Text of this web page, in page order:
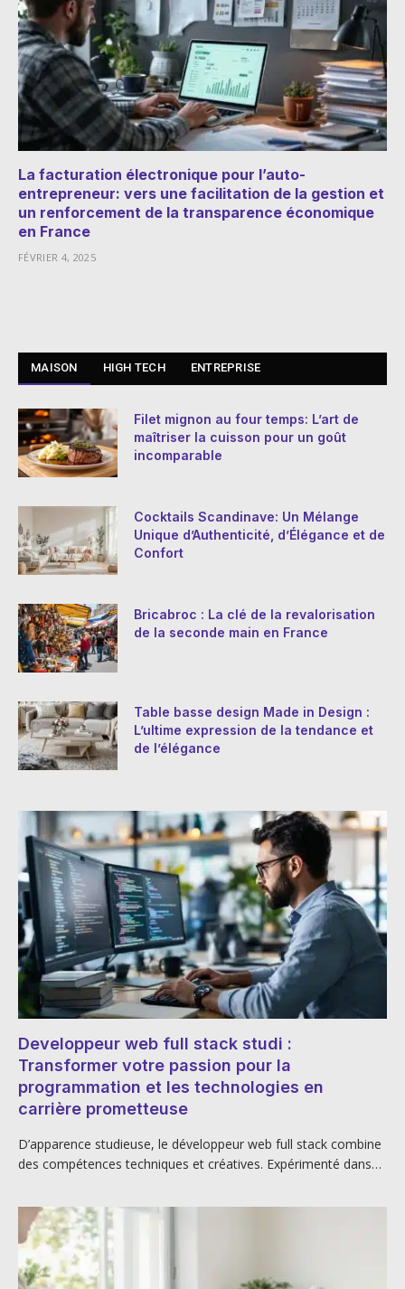
La facturation électronique pour l’auto-
entrepreneur: vers une facilitation de la gestion et
un renforcement de la transparence économique
en France
FÉVRIER 4, 2025
MAISON HIGH TECH ENTREPRISE
Filet mignon au four temps: L’art de
maîtriser la cuisson pour un goût
incomparable
Cocktails Scandinave: Un Mélange
Unique d’Authenticité, d’Élégance et de
Confort
Bricabroc : La clé de la revalorisation
de la seconde main en France
Table basse design Made in Design :
L’ultime expression de la tendance et
de l’élégance
Developpeur web full stack studi :
Transformer votre passion pour la
programmation et les technologies en
carrière prometteuse
D’apparence studieuse, le développeur web full stack combine
des compétences techniques et créatives. Expérimenté dans…